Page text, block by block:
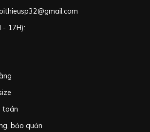
- 17H):
toán
bảo quản